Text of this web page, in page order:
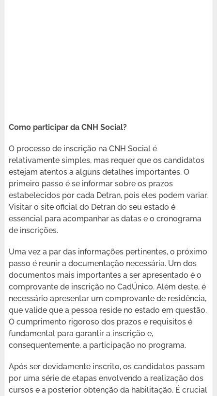
Como participar da CNH Social?
O processo de inscrição na CNH Social é
relativamente simples, mas requer que os candidatos
estejam atentos a alguns detalhes importantes. O
primeiro passo é se informar sobre os prazos
estabelecidos por cada Detran, pois eles podem variar.
Visitar o site oficial do Detran do seu estado é
essencial para acompanhar as datas e o cronograma
de inscrições.
Uma vez a par das informações pertinentes, o próximo
passo é reunir a documentação necessária. Um dos
documentos mais importantes a ser apresentado é o
comprovante de inscrição no CadÚnico. Além deste, é
necessário apresentar um comprovante de residência,
que valide que a pessoa reside no estado em questão.
O cumprimento rigoroso dos prazos e requisitos é
fundamental para garantir a inscrição e,
consequentemente, a participação no programa.
Após ser devidamente inscrito, os candidatos passam
por uma série de etapas envolvendo a realização dos
cursos e a posterior obtenção da habilitação. É crucial